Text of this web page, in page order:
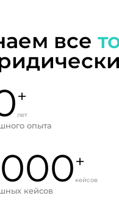
все
+
лет
опыта
+
кейсов
кейсов